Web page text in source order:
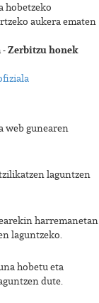
hobetzeko
aukera ematen
-Zerbitzu honek
web gunearen
laguntzen
harremanetan
laguntzeko.
hobetu eta
dute.